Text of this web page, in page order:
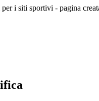
i siti sportivi - pagina